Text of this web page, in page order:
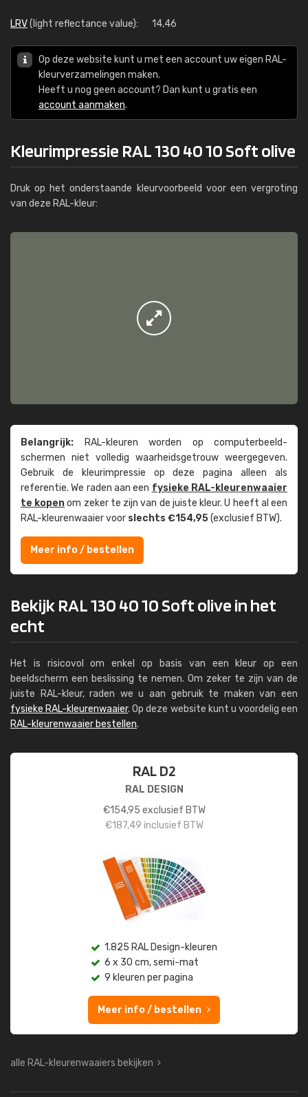
LRV(light reflectance value): 14,46
Op deze website kunt u met een account uw eigen RAL-
kleurverzamelingen maken.
Heeft u nog geen account? Dan kunt u gratis een
account aanmaken.
Kleurimpressie RAL 130 40 10 Soft olive
Druk op het onderstaande kleurvoorbeeld voor een vergroting
van deze RAL-kleur:
Belangrijk: RAL-kleuren worden op computer­beeld­
schermen niet volledig waarheids­­getrouw weer­gegeven.
Gebruik de kleur­impressie op deze pagina alleen als
referentie. We raden aan een fysieke RAL-kleuren­waaier
te kopenom zeker te zijn van de juiste kleur. U heeft al een
RAL-kleuren­waaier voor slechts €154,95(exclusief BTW).
Meer info / bestellen
Bekijk RAL 130 40 10 Soft olive in het
echt
Het is risicovol om enkel op basis van een kleur op een
beeldscherm een beslissing te nemen. Om zeker te zijn van de
juiste RAL-kleur, raden we u aan gebruik te maken van een
fysieke RAL-kleurenwaaier. Op deze website kunt u voordelig een
RAL-kleurenwaaier bestellen.
RAL D2
RAL DESIGN
€154,95 exclusief BTW
€187,49 inclusief BTW
1.825 RAL Design-kleuren
6 x 30 cm, semi-mat
9 kleuren per pagina
Meer info / bestellen
alle RAL-kleurenwaaiers bekijken